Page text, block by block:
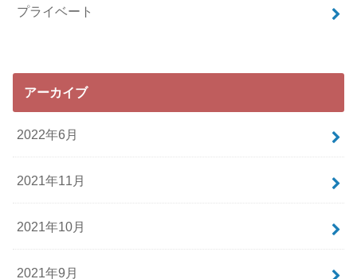
プライベート
アーカイブ
2022年6月
2021年11月
2021年10月
2021年9月